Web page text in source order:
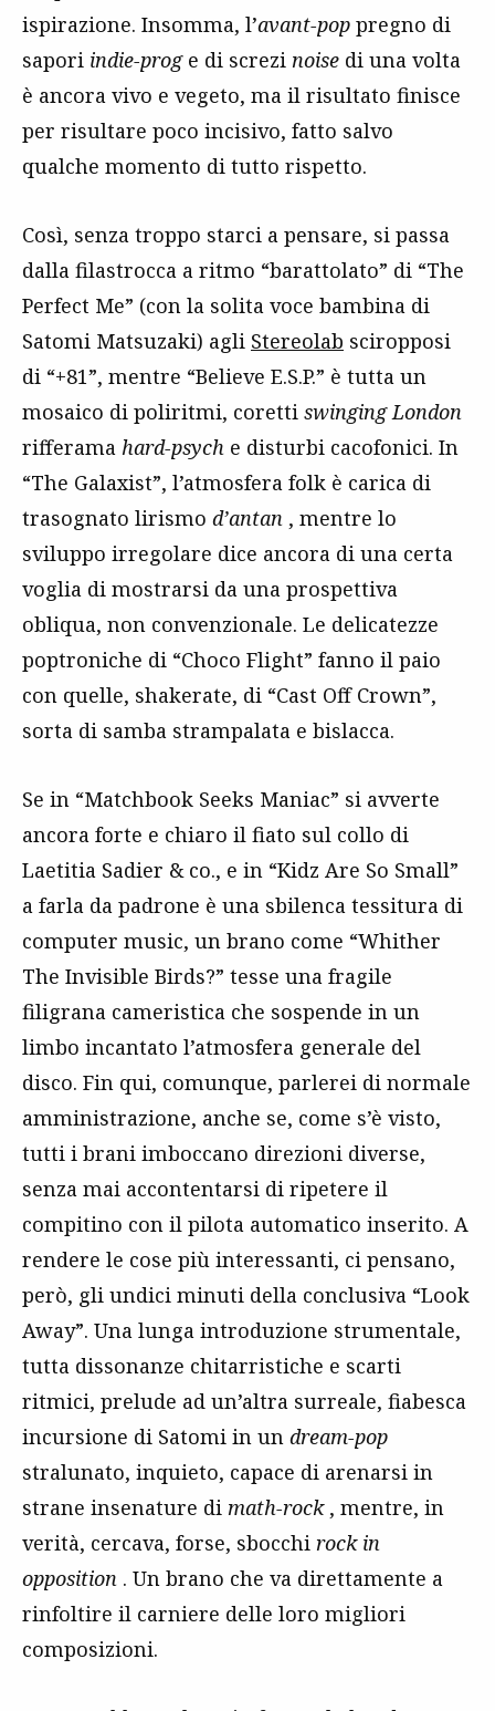
ispirazione. Insomma, l’avant-pop pregno di
sapori indie-proge di screzi noise di una volta
è ancora vivo e vegeto, ma il risultato finisce
per risultare poco incisivo, fatto salvo
qualche momento di tutto rispetto.
Così, senza troppo starci a pensare, si passa
dalla filastrocca a ritmo “barattolato” di “The
Perfect Me” (con la solita voce bambina di
Satomi Matsuzaki) agli Stereolab sciropposi
di “+81”, mentre “Believe E.S.P.” è tutta un
mosaico di poliritmi, coretti swinging London
rifferama hard-psych e disturbi cacofonici. In
“The Galaxist”, l’atmosfera folk è carica di
trasognato lirismo d’antan , mentre lo
sviluppo irregolare dice ancora di una certa
voglia di mostrarsi da una prospettiva
obliqua, non convenzionale. Le delicatezze
poptroniche di “Choco Flight” fanno il paio
con quelle, shakerate, di “Cast Off Crown”,
sorta di samba strampalata e bislacca.
Se in “Matchbook Seeks Maniac” si avverte
ancora forte e chiaro il fiato sul collo di
Laetitia Sadier & co., e in “Kidz Are So Small”
a farla da padrone è una sbilenca tessitura di
computer music, un brano come “Whither
The Invisible Birds?” tesse una fragile
filigrana cameristica che sospende in un
limbo incantato l’atmosfera generale del
disco. Fin qui, comunque, parlerei di normale
amministrazione, anche se, come s’è visto,
tutti i brani imboccano direzioni diverse,
senza mai accontentarsi di ripetere il
compitino con il pilota automatico inserito. A
rendere le cose più interessanti, ci pensano,
però, gli undici minuti della conclusiva “Look
Away”. Una lunga introduzione strumentale,
tutta dissonanze chitarristiche e scarti
ritmici, prelude ad un’altra surreale, fiabesca
incursione di Satomi in un dream-pop
stralunato, inquieto, capace di arenarsi in
strane insenature di math-rock, mentre, in
verità, cercava, forse, sbocchi rock in
opposition . Un brano che va direttamente a
rinfoltire il carniere delle loro migliori
composizioni.